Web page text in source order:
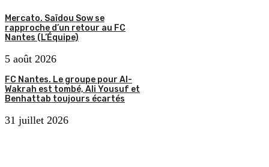
Mercato. Saïdou Sow se
rapproche d’un retour au FC
Nantes (L’Équipe)
5 août 2026
FC Nantes. Le groupe pour Al-
Wakrah est tombé, Ali Yousuf et
Benhattab toujours écartés
31 juillet 2026